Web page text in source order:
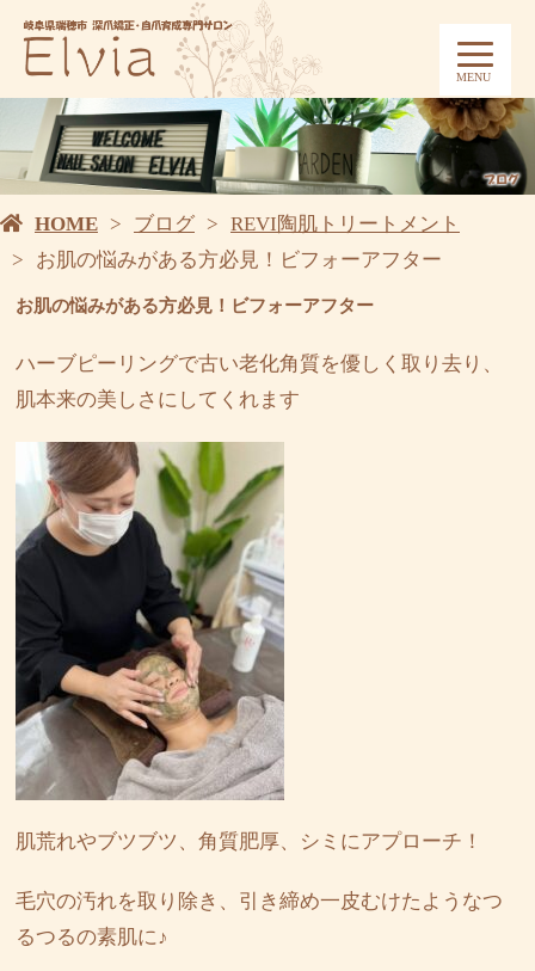
MENU
HOME ブログ
REVI陶肌トリートメント
お肌の悩みがある方必見！ビフォーアフター
お肌の悩みがある方必見！ビフォーアフター
ハーブピーリングで古い老化角質を優しく取り去り、
肌本来の美しさにしてくれます
肌荒れやブツブツ、角質肥厚、シミにアプローチ！
毛穴の汚れを取り除き、引き締め一皮むけたようなつ
るつるの素肌に♪